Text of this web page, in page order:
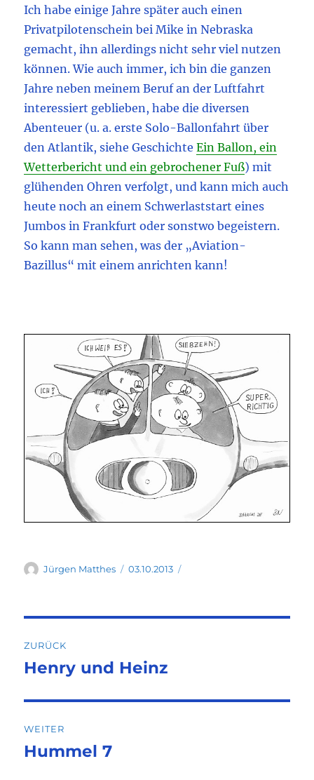
Ich habe einige Jahre später auch einen
Privatpilotenschein bei Mike in Nebraska
gemacht, ihn allerdings nicht sehr viel nutzen
können. Wie auch immer, ich bin die ganzen
Jahre neben meinem Beruf an der Luftfahrt
interessiert geblieben, habe die diversen
Abenteuer (u. a. erste Solo-Ballonfahrt über
den Atlantik, siehe GeschichteEin Ballon, ein
Wetterbericht und ein gebrochener Fuß) mit
glühenden Ohren verfolgt, und kann mich auch
heute noch an einem Schwerlaststart eines
Jumbos in Frankfurt oder sonstwo begeistern.
So kann man sehen, was der „Aviation-
Bazillus“ mit einem anrichten kann!
Autor
Jürgen Matthes
Veröffentlicht
03.10.2013
ZURÜCK
Vorheriger
Henry und Heinz
WEITER
Nächster
Hummel 7